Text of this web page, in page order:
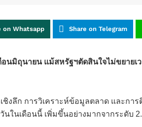
on Whatsapp Share on Telegram
มิถุนายน แม้สหรัฐฯตัดสินใจไม่ขยายเ
งลึก การวิเคราะห์ข้อมูลตลาด และก
ในเดือนนี้ เพิ่มขึ้นอย่างมากจากระดับ